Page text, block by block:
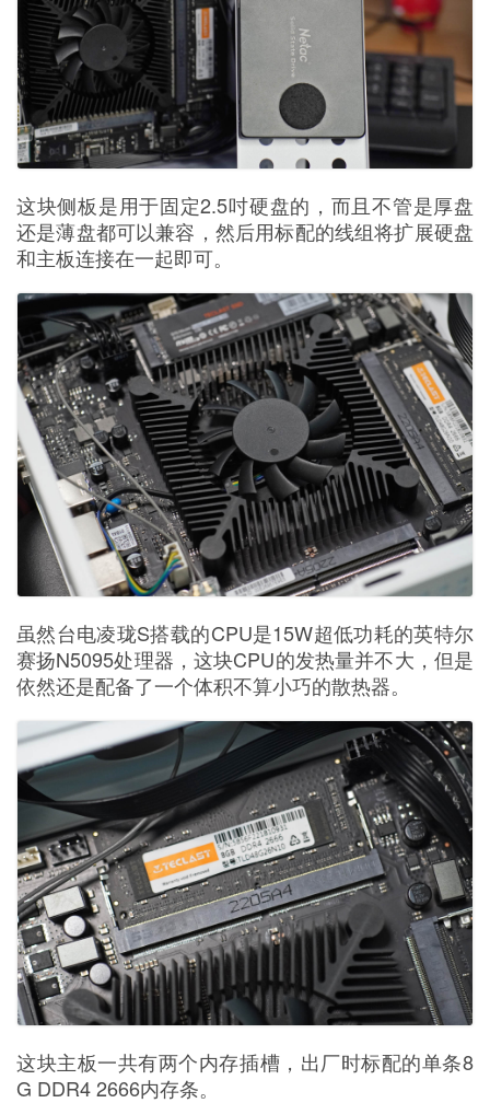
这块侧板是用于固定2.5吋硬盘的，而且不管是厚盘
还是薄盘都可以兼容，然后用标配的线组将扩展硬盘
和主板连接在一起即可。
虽然台电凌珑S搭载的CPU是15W超低功耗的英特尔
赛扬N5095处理器，这块CPU的发热量并不大，但是
依然还是配备了一个体积不算小巧的散热器。
这块主板一共有两个内存插槽，出厂时标配的单条8
G DDR4 2666内存条。